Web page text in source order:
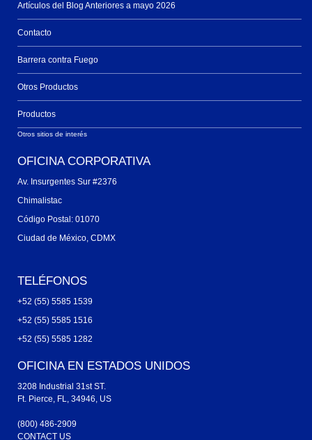
Artículos del Blog Anteriores a mayo 2026
Contacto
Barrera contra Fuego
Otros Productos
Productos
Otros sitios de interés
OFICINA CORPORATIVA
Av. Insurgentes Sur #2376
Chimalistac
Código Postal: 01070
Ciudad de México, CDMX
TELÉFONOS
+52 (55) 5585 1539
+52 (55) 5585 1516
+52 (55) 5585 1282
OFICINA EN ESTADOS UNIDOS
3208 Industrial 31st ST.
Ft. Pierce, FL, 34946, US
(800) 486-2909
CONTACT US